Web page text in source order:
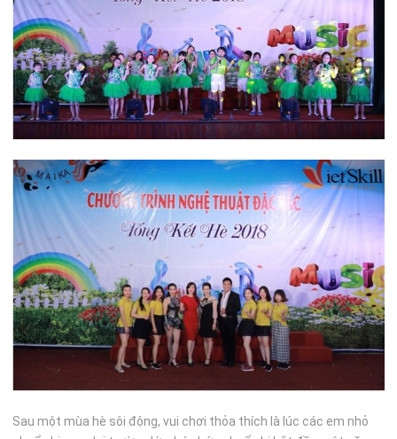
Sau một mùa hè sôi động, vui chơi thỏa thích là lúc các em nhỏ